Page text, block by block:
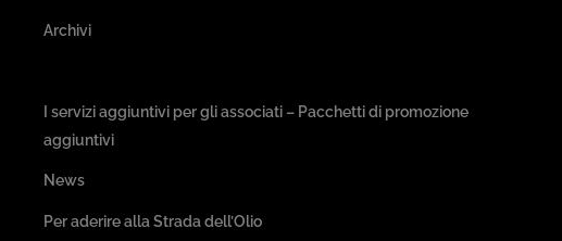
Archivi
I servizi aggiuntivi per gli associati – Pacchetti di promozione
aggiuntivi
News
Per aderire alla Strada dell’Olio